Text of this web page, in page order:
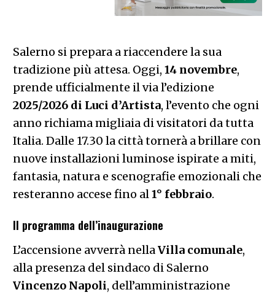
Salerno si prepara a riaccendere la sua
tradizione più attesa. Oggi, 14 novembre,
prende ufficialmente il via l’edizione
2025/2026 di Luci d’Artista, l’evento che ogni
anno richiama migliaia di visitatori da tutta
Italia. Dalle 17.30 la città tornerà a brillare con
nuove installazioni luminose ispirate a miti,
fantasia, natura e scenografie emozionali che
resteranno accese fino al1° febbraio.
Il programma dell’inaugurazione
L’accensione avverrà nellaVilla comunale,
alla presenza del sindaco di Salerno
Vincenzo Napoli, dell’amministrazione